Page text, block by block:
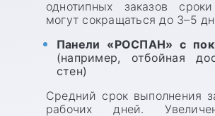
однотипных заказов
могут сокращаться до 3–5
Панели «РОСПАН» с
(например, отбойная
стен)
Средний срок выполнения
рабочих дней.